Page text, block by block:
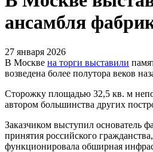
ансамбля
27 января 2026
В Москве на торги выставили
возведена более полутора веков
Сторожку площадью 32,5 кв. м
автором большинства других
Заказчиком выступил основатель
принятия российского
функционировала обширная